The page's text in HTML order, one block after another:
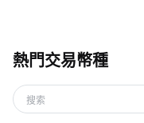
熱門交易幣種
搜索